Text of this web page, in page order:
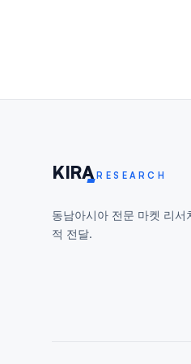
KIRA RESEARCH
동남아시아 전문 마켓 리
적 전달.